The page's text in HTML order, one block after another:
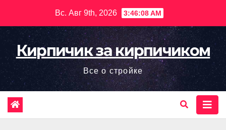
содержимому
Вс. Авг 9th, 2026 3:46:09 AM
Кирпичик за кирпичиком
Все о стройке